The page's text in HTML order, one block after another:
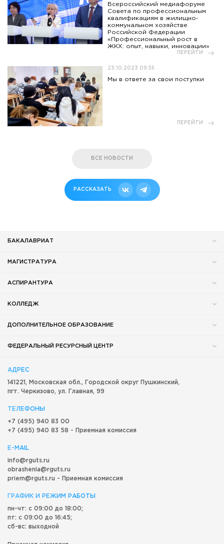
Всероссийский медиафоруме
Совета по профессиональным
квалификациям в жилищно-
коммунальном хозяйстве
Российской Федерации
«Профессиональный рост в
ЖКХ: опыт, навыки, инновации»
ПЕРЕЙТИ
23.10.2023 09:55
Мы в ответе за свои поступки
ПЕРЕЙТИ
ВСЕ НОВОСТИ
РАССКАЗАТЬ
БАКАЛАВРИАТ
МАГИСТРАТУРА
АСПИРАНТУРА
КОЛЛЕДЖ
ДОПОЛНИТЕЛЬНОЕ ОБРАЗОВАНИЕ
ФЕДЕРАЛЬНЫЙ РЕСУРСНЫЙ ЦЕНТР
АДРЕС
141221, Московская обл., Городской округ Пушкинский,
пгт. Черкизово, ул. Главная, 99
ТЕЛЕФОНЫ
+7 (495) 940 83 00
+7 (495) 940 83 58 - Приемная комиссия
E-MAIL
info@rguts.ru
obrashenia@rguts.ru
priem@rguts.ru - Приемная комиссия
ГРАФИК И РЕЖИМ РАБОТЫ
пн-чт: с 09:00 до 18:00;
пт: с 09:00 до 16:45;
сб-вс: выходной